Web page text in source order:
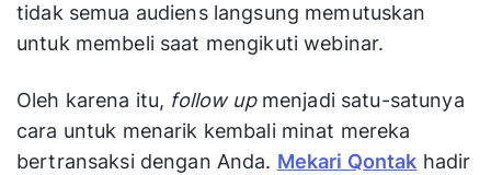
tidak semua audiens langsung memutuskan
untuk membeli saat mengikuti webinar.
Oleh karena itu, follow up menjadi satu-satunya
cara untuk menarik kembali minat mereka
bertransaksi dengan Anda. Mekari Qontak hadir